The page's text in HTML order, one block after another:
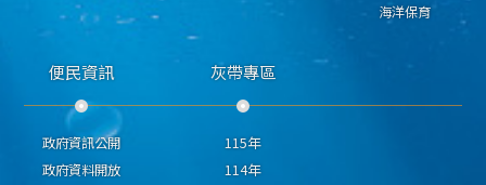
海洋保育
便民資訊
政府資訊公開
政府資料開放
灰帶專區
115年
114年